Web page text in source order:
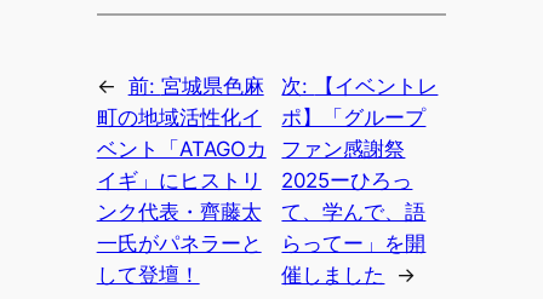
← 前: 宮城県色麻
町の地域活性化イ
ベント「ATAGOカ
イギ」にヒストリ
ンク代表・齊藤太
一氏がパネラーと
して登壇！
次:
【イベントレ
ポ】「グループ
ファン感謝祭
2025ーひろっ
て、学んで、語
らってー」を開
催しました
→